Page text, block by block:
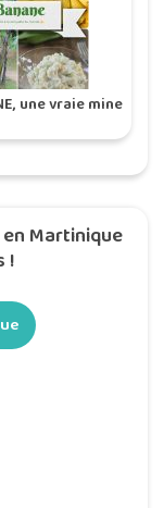
une vraie mine
Martinique
!